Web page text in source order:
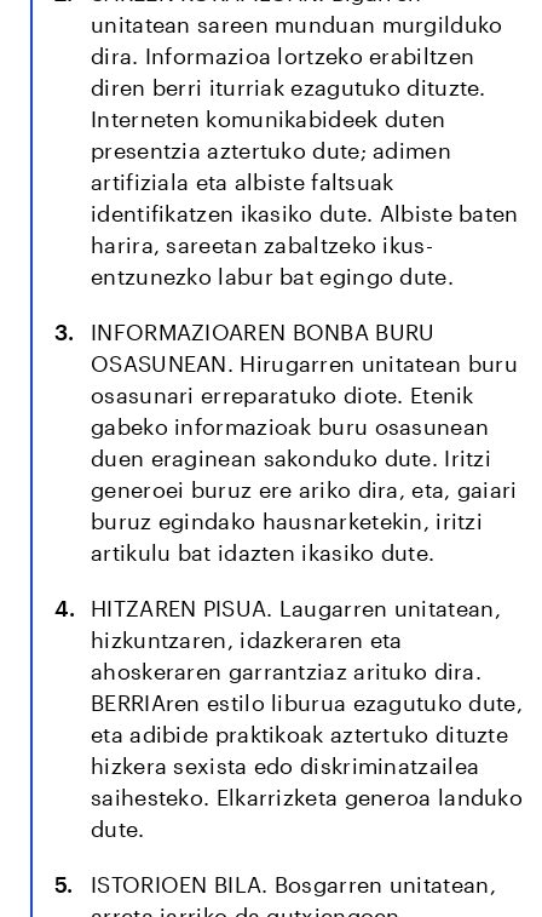
unitatean sareen munduan murgilduko
dira. Informazioa lortzeko erabiltzen
diren berri iturriak ezagutuko dituzte.
Interneten komunikabideek duten
presentzia aztertuko dute; adimen
artifiziala eta albiste faltsuak
identifikatzen ikasiko dute. Albiste baten
harira, sareetan zabaltzeko ikus-
entzunezko labur bat egingo dute.
INFORMAZIOAREN BONBA BURU
OSASUNEAN. Hirugarren unitatean buru
osasunari erreparatuko diote. Etenik
gabeko informazioak buru osasunean
duen eraginean sakonduko dute. Iritzi
generoei buruz ere ariko dira, eta, gaiari
buruz egindako hausnarketekin, iritzi
artikulu bat idazten ikasiko dute.
HITZAREN PISUA. Laugarren unitatean,
hizkuntzaren, idazkeraren eta
ahoskeraren garrantziaz arituko dira.
BERRIAren estilo liburua ezagutuko dute,
eta adibide praktikoak aztertuko dituzte
hizkera sexista edo diskriminatzailea
saihesteko. Elkarrizketa generoa landuko
dute.
ISTORIOEN BILA. Bosgarren unitatean,